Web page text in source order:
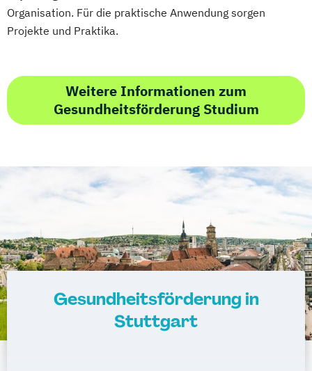
Organisation. Für die praktische Anwendung sorgen
Projekte und Praktika.
Weitere Informationen zum
Gesundheitsförderung Studium
Gesundheitsförderung in
Stuttgart